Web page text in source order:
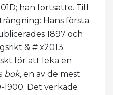
han fortsatte. Till
Hans första
1897 och
& # x2013;
för att leka en
bok, en av de mest
1900. Det verkade